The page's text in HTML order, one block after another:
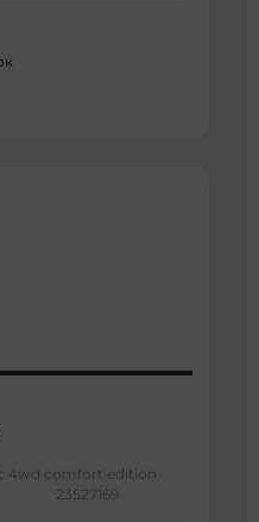
4wd comfort edition
23527169